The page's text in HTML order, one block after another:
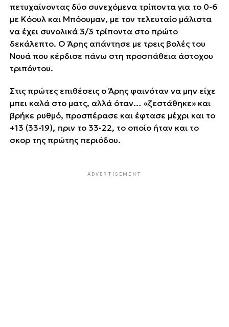
πετυχαίνοντας δύο συνεχόμενα τρίποντα για το 0-6
με Κόουλ και Μπόουμαν, με τον τελευταίο μάλιστα
να έχει συνολικά 3/3 τρίποντα στο πρώτο
δεκάλεπτο. Ο Άρης απάντησε με τρεις βολές του
Νουά που κέρδισε πάνω στη προσπάθεια άστοχου
τριπόντου.
Στις πρώτες επιθέσεις ο Άρης φαινόταν να μην είχε
μπει καλά στο ματς, αλλά όταν… «ζεστάθηκε» και
βρήκε ρυθμό, προσπέρασε και έφτασε μέχρι και το
+13 (33-19), πριν το 33-22, το οποίο ήταν και το
σκορ της πρώτης περιόδου.
ADVERTISEMENT